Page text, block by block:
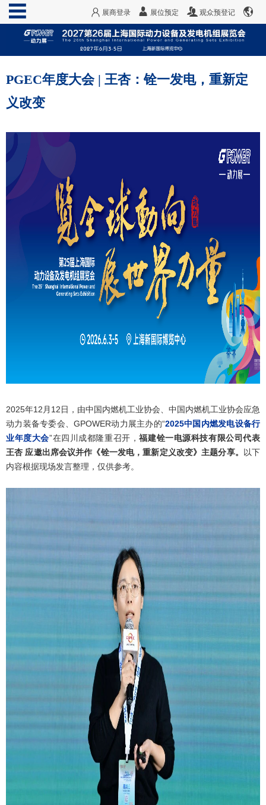
展商登录 展位预定 观众预登记
PGEC年度大会 | 王杏：铨一发电，重新定
义改变
2025年12月12日，由中国内燃机工业协会、中国内燃机工业协会应急
动力装备专委会、GPOWER动力展主办的“2025中国内燃发电设备行
业年度大会”在四川成都隆重召开，福建铨一电源科技有限公司代表
王杏 应邀出席会议并作《铨一发电，重新定义改变》主题分享。
以下
内容根据现场发言整理，仅供参考。